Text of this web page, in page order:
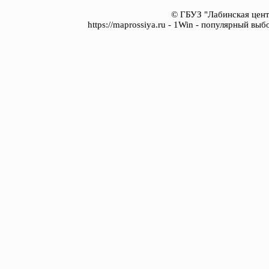
© ГБУЗ "Лабинская
https://maprossiya.ru - 1Win - популярный